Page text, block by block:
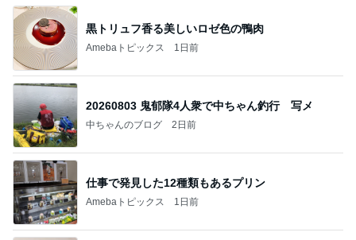
黒トリュフ香る美しいロゼ色の鴨肉
Amebaトピックス 1日前
20260803 鬼郁隊4人衆で中ちゃん釣行 写メ
中ちゃんのブログ 2日前
仕事で発見した12種類もあるプリン
Amebaトピックス 1日前